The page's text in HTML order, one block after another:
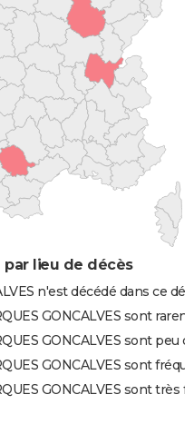
par lieu de décès
n'est décédé dans ce
GONCALVES sont
GONCALVES sont peu
GONCALVES sont
GONCALVES sont très